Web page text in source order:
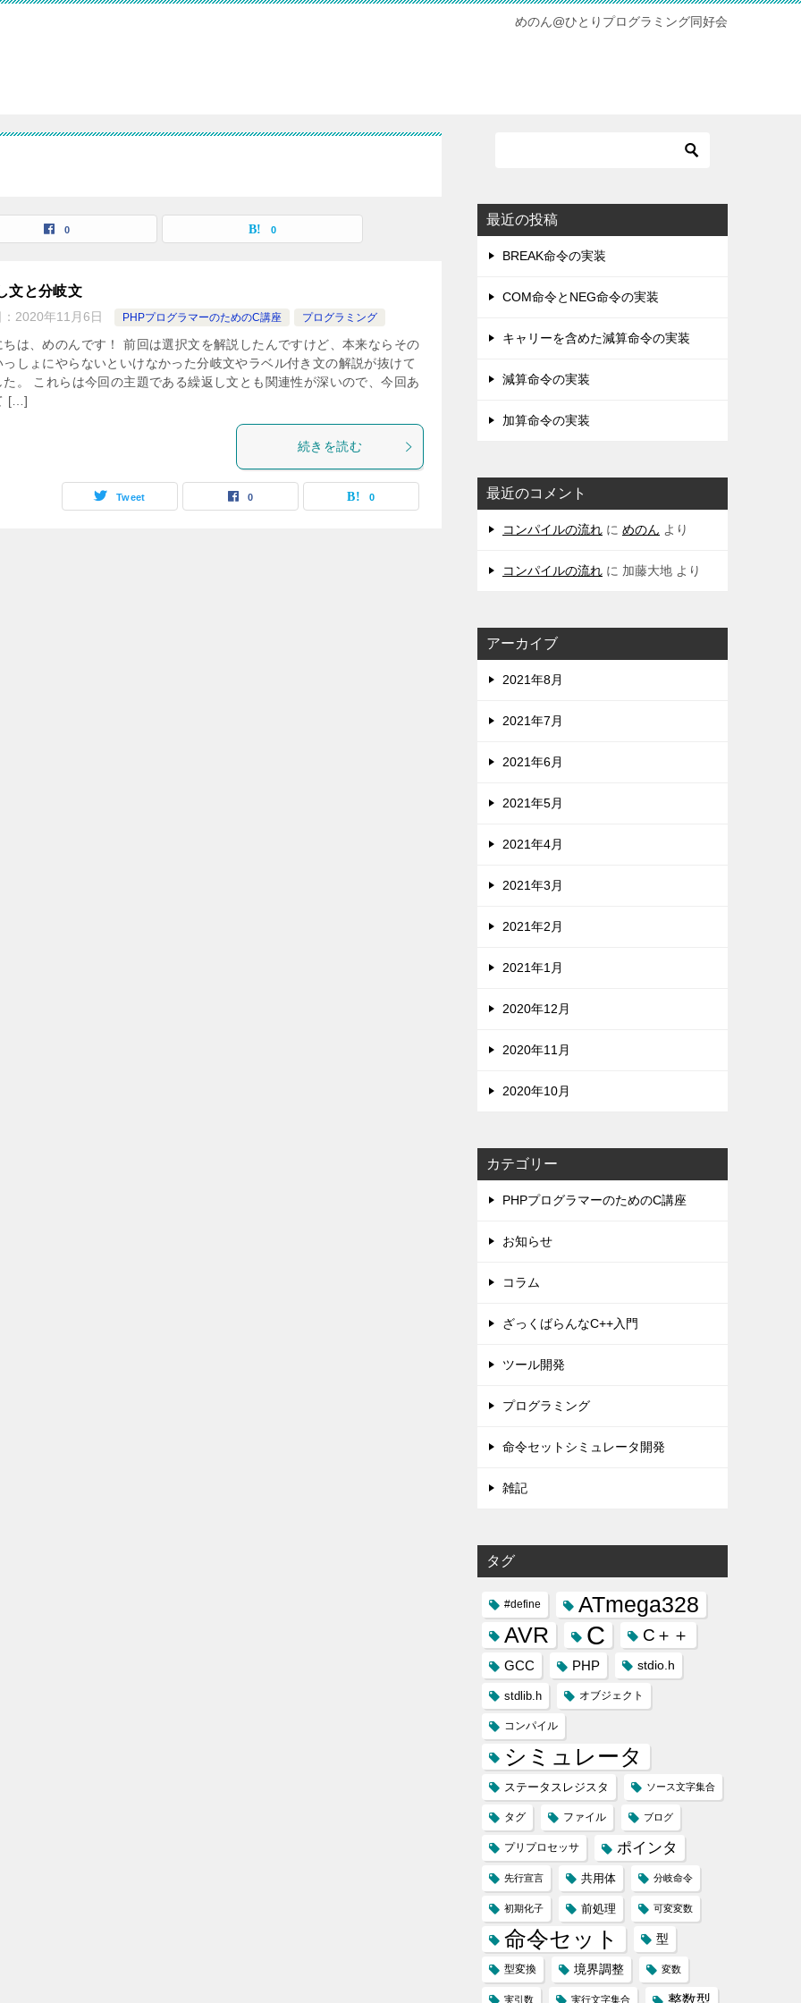
めのん@ひとりプログラミング同好会
0 0
文と分岐文
2020年11月6日 PHPプログラマーのためのC講座 プログラミング
ちは、めのんです！ 前回は選択文を解説したんですけど、本来ならその
っしょにやらないといけなかった分岐文やラベル付き文の解説が抜けて
た。 これらは今回の主題である繰返し文とも関連性が深いので、今回あ
[…]
続きを読む
Tweet 0 0
最近の投稿
BREAK命令の実装
COM命令とNEG命令の実装
キャリーを含めた減算命令の実装
減算命令の実装
加算命令の実装
最近のコメント
コンパイルの流れ に めのん より
コンパイルの流れ に 加藤大地 より
アーカイブ
2021年8月
2021年7月
2021年6月
2021年5月
2021年4月
2021年3月
2021年2月
2021年1月
2020年12月
2020年11月
2020年10月
カテゴリー
PHPプログラマーのためのC講座
お知らせ
コラム
ざっくばらんなC++入門
ツール開発
プログラミング
命令セットシミュレータ開発
雑記
タグ
#define
ATmega328
AVR
C C＋＋
GCC PHP stdio.h
stdlib.h オブジェクト
コンパイル
シミュレータ
ステータスレジスタ ソース文字集合
タグ ファイル ブログ
プリプロセッサ ポインタ
先行宣言 共用体 分岐命令
初期化子 前処理 可変変数
命令セット 型
型変換 境界調整 変数
実引数 実行文字集合 整数型